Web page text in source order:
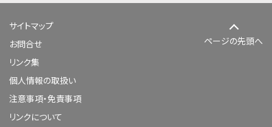
サイトマップ
お問合せ
リンク集
個人情報の取扱い
注意事項・免責事項
リンクについて
ページの先頭へ